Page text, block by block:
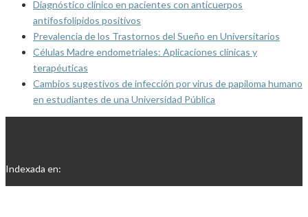
Diagnóstico clínico en pacientes con anticuerpos
antifosfolípidos positivos
Prevalencia de los Trastornos del Sueño en Universitarios
Células Madre endometriales: Aplicaciones clínicas y
terapéuticas
Cambios sugestivos de infección por virus de papiloma humano
en estudiantes de una Universidad Pública
Indexada en: